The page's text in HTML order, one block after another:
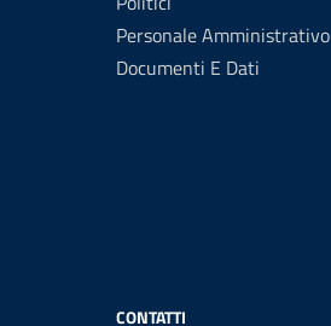
Personale Amministrativo
Documenti E Dati
CONTATTI